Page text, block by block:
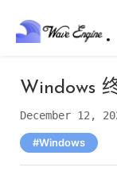
Windows
December 12,
Windows